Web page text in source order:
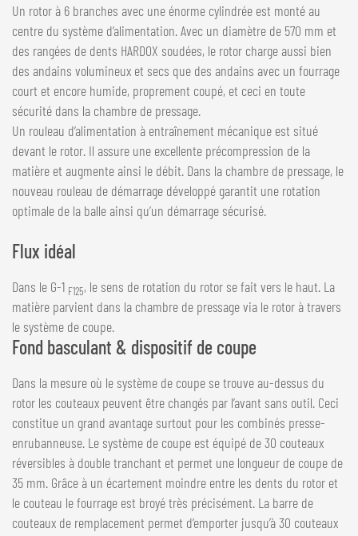
Un rotor à 6 branches avec une énorme cylindrée est monté au
centre du système d’alimentation. Avec un diamètre de 570 mm et
des rangées de dents HARDOX soudées, le rotor charge aussi bien
des andains volumineux et secs que des andains avec un fourrage
court et encore humide, proprement coupé, et ceci en toute
sécurité dans la chambre de pressage.
Un rouleau d’alimentation à entraînement mécanique est situé
devant le rotor. Il assure une excellente précompression de la
matière et augmente ainsi le débit. Dans la chambre de pressage, le
nouveau rouleau de démarrage développé garantit une rotation
optimale de la balle ainsi qu’un démarrage sécurisé.
Flux idéal
Dans le G-1 F125, le sens de rotation du rotor se fait vers le haut. La
matière parvient dans la chambre de pressage via le rotor à travers
le système de coupe.
Fond basculant & dispositif de coupe
Dans la mesure où le système de coupe se trouve au-dessus du
rotor les couteaux peuvent être changés par l’avant sans outil. Ceci
constitue un grand avantage surtout pour les combinés presse-
enrubanneuse. Le système de coupe est équipé de 30 couteaux
réversibles à double tranchant et permet une longueur de coupe de
35 mm. Grâce à un écartement moindre entre les dents du rotor et
le couteau le fourrage est broyé très précisément. La barre de
couteaux de remplacement permet d’emporter jusqu’à 30 couteaux